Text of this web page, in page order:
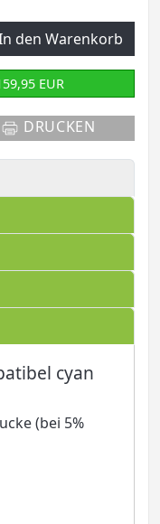
den Warenkorb
EUR
DRUCKEN
cyan
(bei 5%